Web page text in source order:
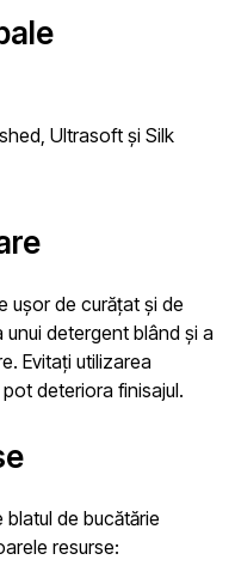
Ultrasoft și Silk
ușor de curățat și de
detergent blând și a
Evitați utilizarea
deteriora finisajul.
de bucătărie
resurse: